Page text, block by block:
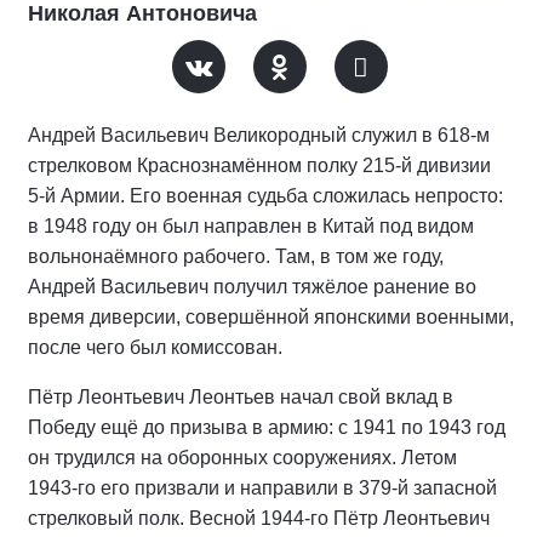
Николая Антоновича
Андрей Васильевич Великородный служил в 618‑м
стрелковом Краснознамённом полку 215‑й дивизии
5‑й Армии. Его военная судьба сложилась непросто:
в 1948 году он был направлен в Китай под видом
вольнонаёмного рабочего. Там, в том же году,
Андрей Васильевич получил тяжёлое ранение во
время диверсии, совершённой японскими военными,
после чего был комиссован.
Пётр Леонтьевич Леонтьев начал свой вклад в
Победу ещё до призыва в армию: с 1941 по 1943 год
он трудился на оборонных сооружениях. Летом
1943‑го его призвали и направили в 379‑й запасной
стрелковый полк. Весной 1944‑го Пётр Леонтьевич